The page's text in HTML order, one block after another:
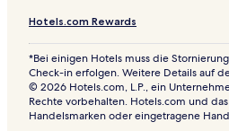
Hotels.com Rewards
*Bei einigen Hotels muss die
Check-in erfolgen. Weitere Details auf
© 2026 Hotels.com, L.P., ein
Rechte vorbehalten. Hotels.com und
Handelsmarken oder eingetragene